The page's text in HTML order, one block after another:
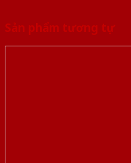
Sản phẩm tương tự